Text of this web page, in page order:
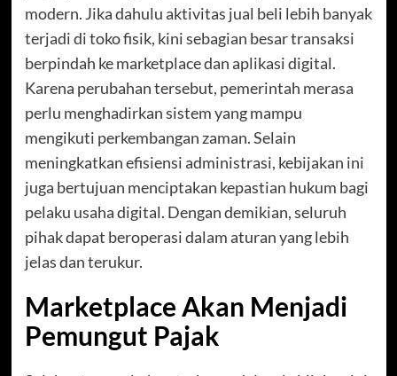
modern. Jika dahulu aktivitas jual beli lebih banyak
terjadi di toko fisik, kini sebagian besar transaksi
berpindah ke marketplace dan aplikasi digital.
Karena perubahan tersebut, pemerintah merasa
perlu menghadirkan sistem yang mampu
mengikuti perkembangan zaman. Selain
meningkatkan efisiensi administrasi, kebijakan ini
juga bertujuan menciptakan kepastian hukum bagi
pelaku usaha digital. Dengan demikian, seluruh
pihak dapat beroperasi dalam aturan yang lebih
jelas dan terukur.
Marketplace Akan Menjadi
Pemungut Pajak